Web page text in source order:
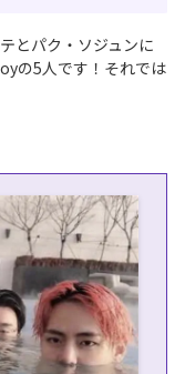
とパク・ソジュンに
の5人です！それでは